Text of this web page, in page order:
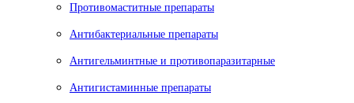
Противомаститные препараты
Антибактериальные препараты
Антигельминтные и противопаразитарные
Антигистаминные препараты